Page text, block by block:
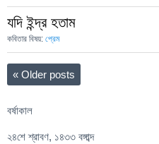
যদি ইন্দ্র হতাম
কবিতার বিষয়: প্রেম
« Older posts
বর্ষাকাল
২৪শে শ্রাবণ, ১৪৩৩ বঙ্গাব্দ